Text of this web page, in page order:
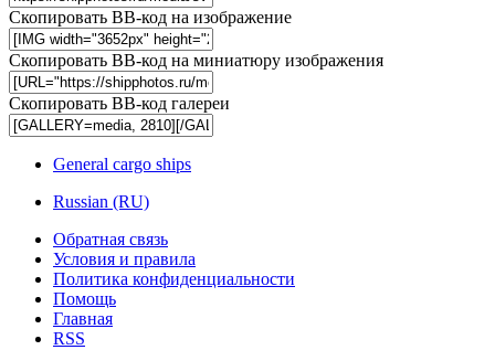
Скопировать BB-код на изображение
Скопировать BB-код на миниатюру изображения
Скопировать BB-код галереи
General cargo ships
Russian (RU)
Обратная связь
Условия и правила
Политика конфиденциальности
Помощь
Главная
RSS